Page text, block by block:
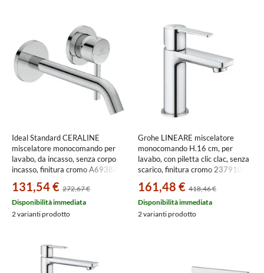
Ideal Standard CERALINE
miscelatore monocomando per
lavabo, da incasso, senza corpo
incasso, finitura cromo A6938AA
131,54 € 272,67 €
Disponibilità immediata
2 varianti prodotto
Grohe LINEARE miscelatore
monocomando H.16 cm, per
lavabo, con piletta clic clac, senza
scarico, finitura cromo 23791001
161,48 € 418,46 €
Disponibilità immediata
2 varianti prodotto